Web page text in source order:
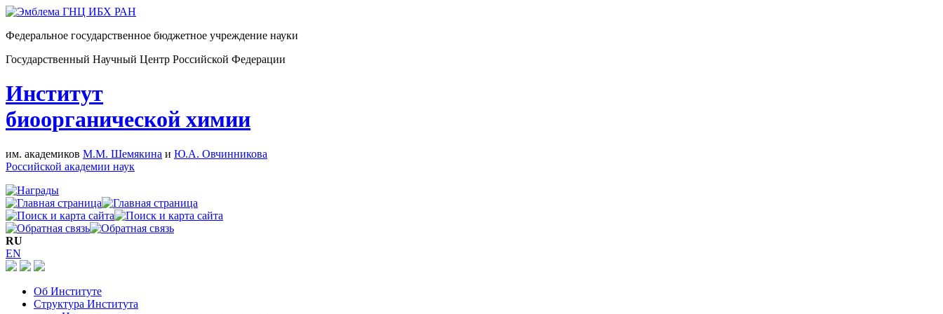
Федеральное государственное бюджетное учреждение науки
Государственный Научный Центр Российской Федерации
Институт
биоорганической химии
им. академиков М.М. Шемякина и Ю.А. Овчинникова
Российской академии наук
RU
EN
Об Институте
Структура Института